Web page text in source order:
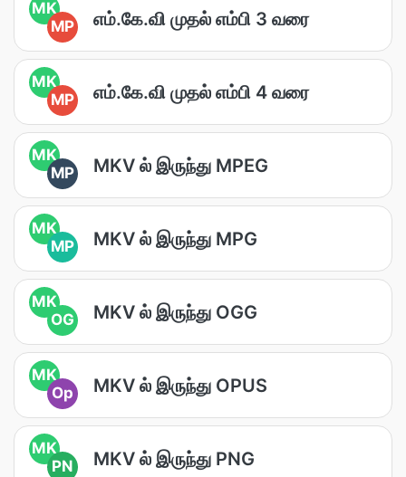
MK
MP
எம்.கே.வி முதல் எம்பி 3 வரை
MK
MP
எம்.கே.வி முதல் எம்பி 4 வரை
MK
MP
MKV ல் இருந்து MPEG
MK
MP
MKV ல் இருந்து MPG
MK
OG
MKV ல் இருந்து OGG
MK
Op
MKV ல் இருந்து OPUS
MK
PN
MKV ல் இருந்து PNG